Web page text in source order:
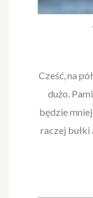
Cześć, na
dużo.
będzie
raczej bułki